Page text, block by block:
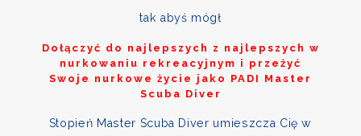
tak abyś mógł
Dołączyć do najlepszych z najlepszych w
nurkowaniu rekreacyjnym i przeżyć
Swoje nurkowe życie jako PADI Master
Scuba Diver
Stopień Master Scuba Diver umieszcza Cię w